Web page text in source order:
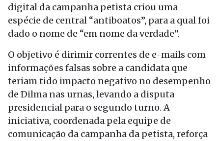
digital da campanha petista criou uma
espécie de central “antiboatos”, para a qual foi
dado o nome de “em nome da verdade”.
O objetivo é dirimir correntes de e-mails com
informações falsas sobre a candidata que
teriam tido impacto negativo no desempenho
de Dilma nas urnas, levando a disputa
presidencial para o segundo turno. A
iniciativa, coordenada pela equipe de
comunicação da campanha da petista, reforça